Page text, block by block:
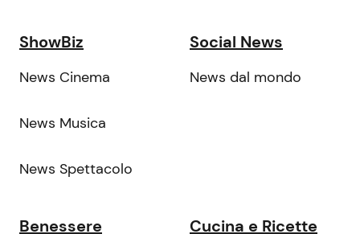
ShowBiz
News Cinema
News Musica
News Spettacolo
Social News
News dal mondo
Benessere Cucina e Ricette